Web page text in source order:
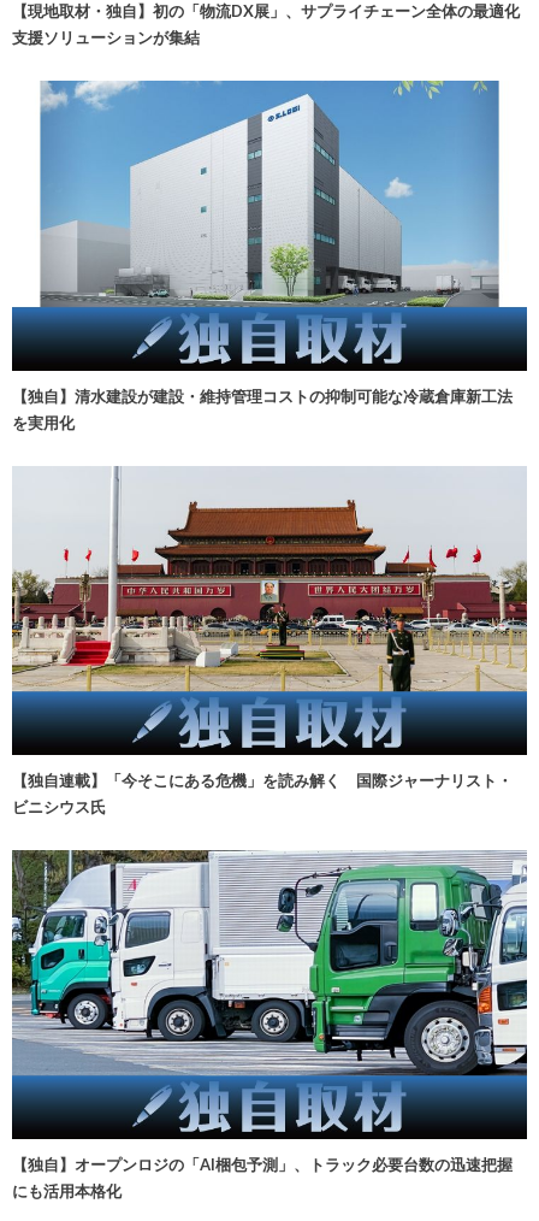
【現地取材・独自】初の「物流DX展」、サプライチェーン全体の最適化
支援ソリューションが集結
【独自】清水建設が建設・維持管理コストの抑制可能な冷蔵倉庫新工法
を実用化
【独自連載】「今そこにある危機」を読み解く 国際ジャーナリスト・
ビニシウス氏
【独自】オープンロジの「AI梱包予測」、トラック必要台数の迅速把握
にも活用本格化